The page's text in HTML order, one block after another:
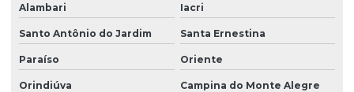
Alambari Iacri
Santo Antônio do Jardim Santa Ernestina
Paraíso Oriente
Orindiúva Campina do Monte Alegre